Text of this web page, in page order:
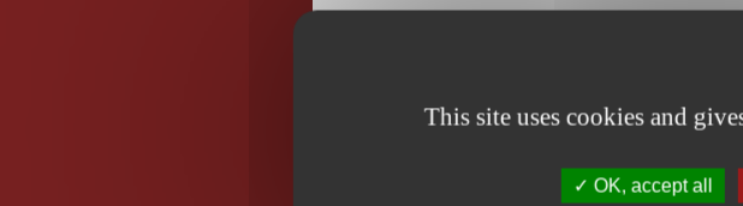
This site uses cookies and
OK, accept all